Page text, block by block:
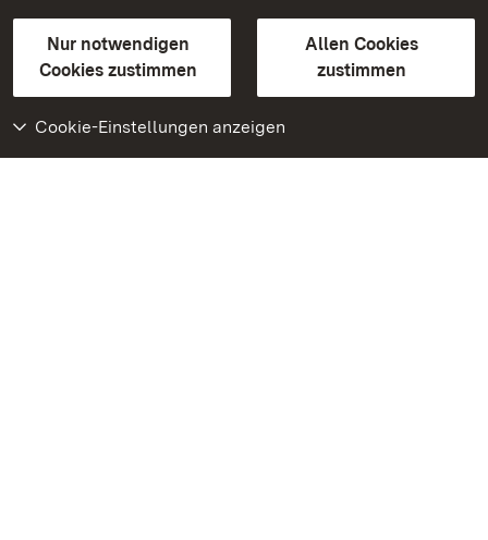
Nur notwendigen
Cookies zustimmen
Allen Cookies
zustimmen
Cookie-Einstellungen anzeigen
GebärdenspracheLeichte Sprache
Erklärung zur Barrierefreiheit
BITV-konform (geprüfte Seiten)
Weiteres